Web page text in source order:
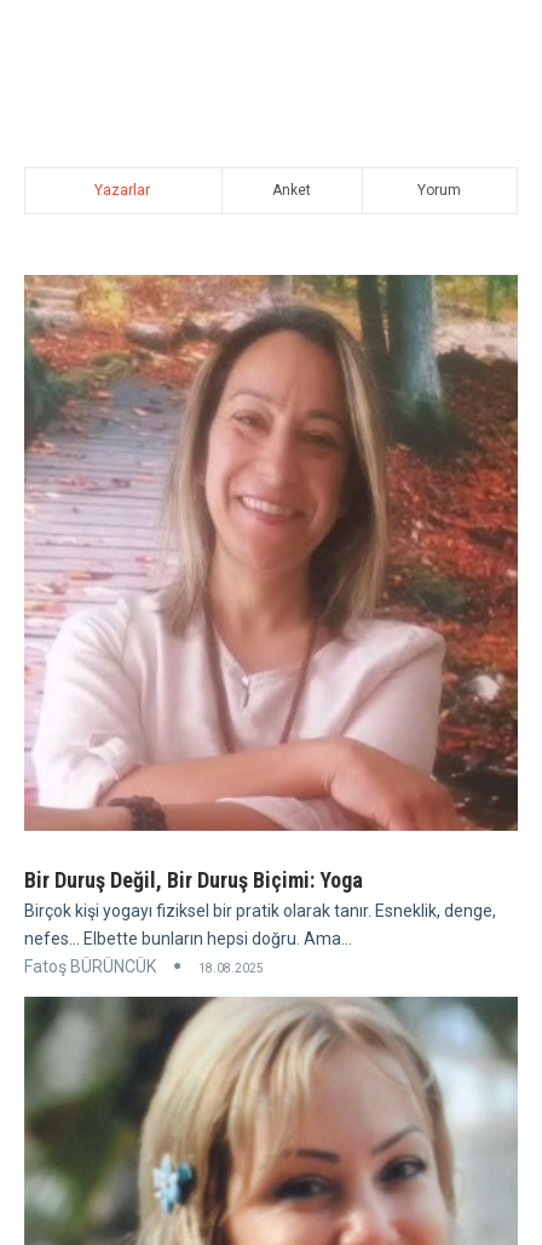
Yazarlar Anket Yorum
Bir Duruş Değil, Bir Duruş Biçimi: Yoga
Birçok kişi yogayı fiziksel bir pratik olarak tanır. Esneklik, denge,
nefes... Elbette bunların hepsi doğru. Ama...
Fatoş BÜRÜNCÜK
18.08.2025